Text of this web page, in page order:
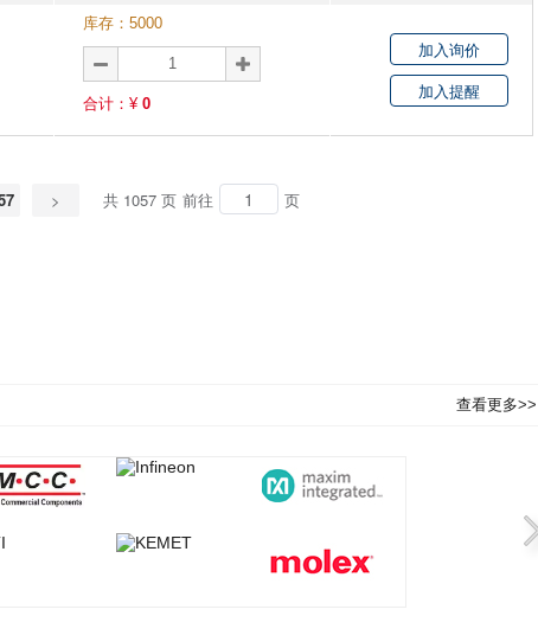
库存： 5000
合计：¥ 0
加入询价
加入提醒
> 共 1057 页 前往 页
查看更多>>